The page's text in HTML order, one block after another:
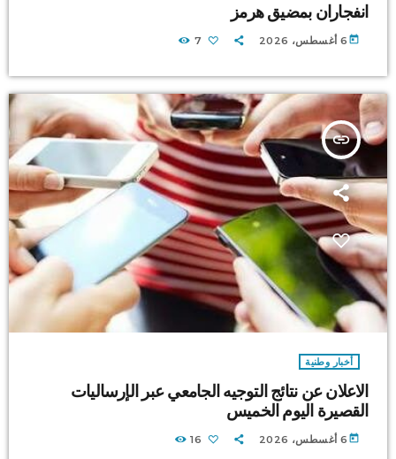
انفجاران بمضيق هرمز
today 6 أغسطس، 2026 7
insert_link
أخبار وطنية
الاعلان عن نتائج التوجيه الجامعي عبر الإرساليات
القصيرة اليوم الخميس
today 6 أغسطس، 2026 16